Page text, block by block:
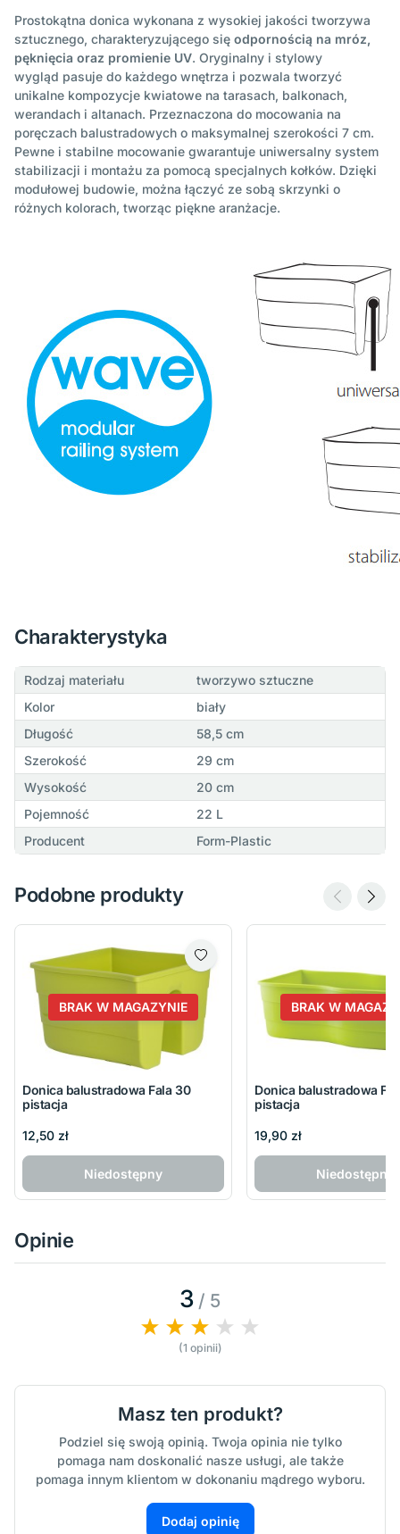
Prostokątna donica wykonana z wysokiej jakości tworzywa
sztucznego, charakteryzującego się odpornością na mróz,
pęknięcia oraz promienie UV. Oryginalny i stylowy
wygląd pasuje do każdego wnętrza i pozwala tworzyć
unikalne kompozycje kwiatowe na tarasach, balkonach,
werandach i altanach. Przeznaczona do mocowania na
poręczach balustradowych o maksymalnej szerokości 7 cm.
Pewne i stabilne mocowanie gwarantuje uniwersalny system
stabilizacji i montażu za pomocą specjalnych kołków. Dzięki
modułowej budowie, można łączyć ze sobą skrzynki o
różnych kolorach, tworząc piękne aranżacje.
Charakterystyka
Rodzaj materiału
tworzywo sztuczne
Kolor
biały
Długość
58,5 cm
Szerokość
29 cm
Wysokość
20 cm
Pojemność
22 L
Producent
Form-Plastic
Podobne produkty
BRAK W MAGAZYNIE
Donica balustradowa Fala 30
pistacja
12,50 zł
Niedostępny
BRAK W
Donica balustradowa
pistacja
19,90 zł
Niedostępny
Opinie
3 / 5
(1 opinii)
Masz ten produkt?
Podziel się swoją opinią. Twoja opinia nie tylko
pomaga nam doskonalić nasze usługi, ale także
pomaga innym klientom w dokonaniu mądrego wyboru.
Dodaj opinię